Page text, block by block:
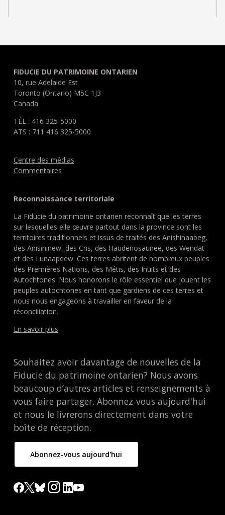
FIDUCIE DU PATRIMOINE ONTARIEN
10, rue Adelaide Est
Toronto (Ontario) M5C 1J3
Canada
TÉL : 416 325-5000
ATS : 711 416 325-5000
Centre des médias
Commentaires
Reconnaissance territoriale
La Fiducie du patrimoine ontarien reconnaît que les terres
sur lesquelles elle œuvre partout dans la province sont les
territoires traditionnels et issus de traités des Anishinaabeg,
des Anisininew, des Cris, des Haudenosaunee, des Wendat
et des Lunaapeew. Ces terres abritent de nombreux peuples
des Premières Nations, des Métis, des Inuits et des
Autochtones. Nous honorons le rôle essentiel que jouent les
peuples autochtones en tant que gardiens de ces terres et
nous nous engageons à travailler en faveur de la
réconciliation.
En savoir plus
Souhaitez avoir davantage de nouvelles de la
Fiducie du patrimoine ontarien? Nous avons
beaucoup d’autres articles et renseignements à
vous faire partager. Abonnez-vous aujourd'hui
et nous le livrerons directement dans votre
boîte de réception.
Abonnez-vous aujourd'hui